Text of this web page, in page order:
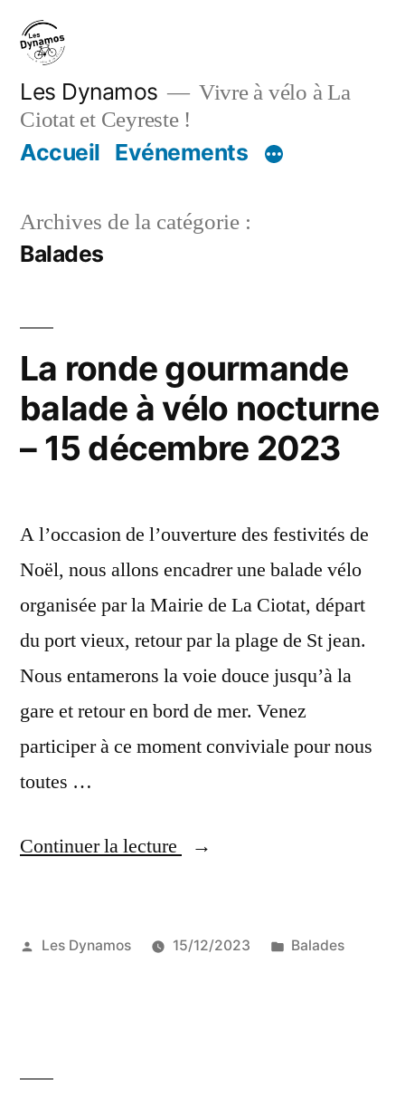
Aller
contenu
Les Dynamos
Vivre à vélo à La
Ciotat et Ceyreste !
Accueil Evénements
Archives de la catégorie :
Balades
La ronde gourmande
balade à vélo nocturne
– 15 décembre 2023
A l’occasion de l’ouverture des festivités de
Noël, nous allons encadrer une balade vélo
organisée par la Mairie de La Ciotat, départ
du port vieux, retour par la plage de St jean.
Nous entamerons la voie douce jusqu’à la
gare et retour en bord de mer. Venez
participer à ce moment conviviale pour nous
toutes …
Continuer la lecture
« La
balade
Publié
Les Dynamos 15/12/2023
Publié
Balades